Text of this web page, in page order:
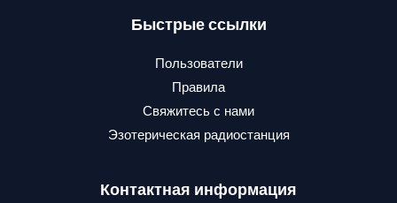
Быстрые ссылки
Пользователи
Правила
Свяжитесь с нами
Эзотерическая радиостанция
Контактная информация